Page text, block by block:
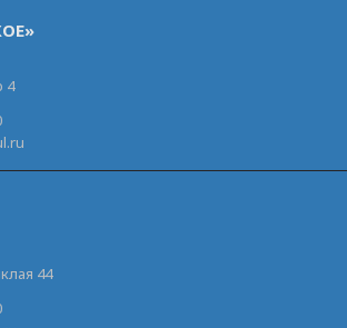
4
44